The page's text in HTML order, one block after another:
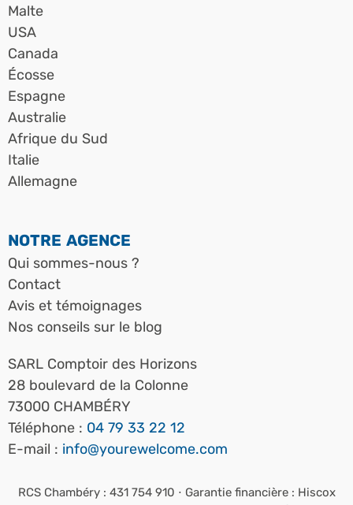
Malte
USA
Canada
Écosse
Espagne
Australie
Afrique du Sud
Italie
Allemagne
NOTRE AGENCE
Qui sommes-nous ?
Contact
Avis et témoignages
Nos conseils sur le blog
SARL Comptoir des Horizons
28 boulevard de la Colonne
73000 CHAMBÉRY
Téléphone : 04 79 33 22 12
E-mail : info@yourewelcome.com
RCS Chambéry : 431 754 910 ⋅ Garantie financière : Hiscox